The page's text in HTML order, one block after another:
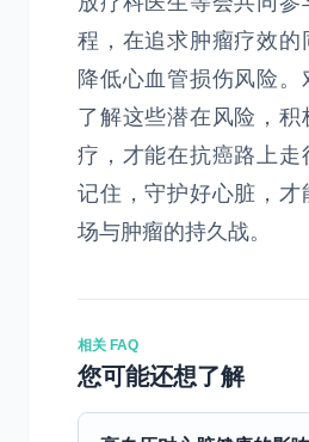
程，在追求肿瘤疗效的
降低心血管损伤风险。
了解这些潜在风险，积
疗，才能在抗癌路上走
记住，守护好心脏，才
场与肿瘤的持久战。
相关 FAQ
您可能还想了解